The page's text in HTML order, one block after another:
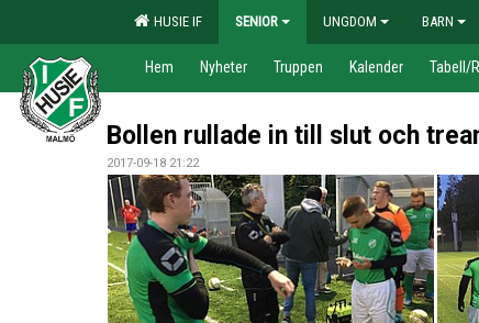
HUSIE IF SENIOR UNGDOM BARN
Hem Nyheter Truppen Kalender Tabell/
Bollen rullade in till slut och
2017-09-18 21:22